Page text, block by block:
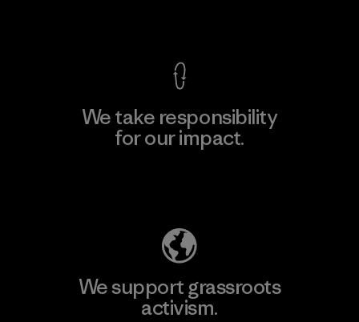
We take responsibility
for our impact.
We support grassroots
activism.